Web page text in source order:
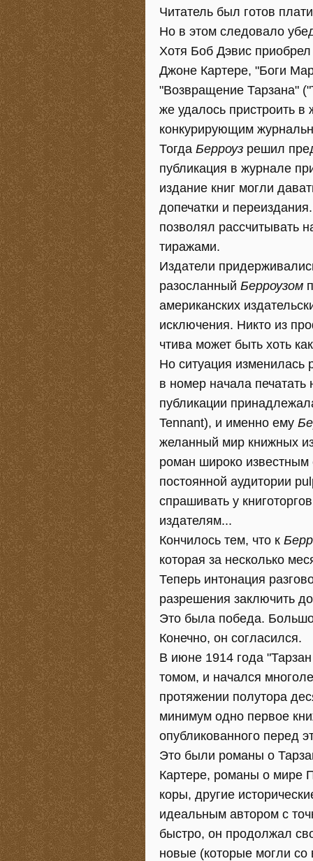
Читатель был готов
Но в этом следовало
Хотя Боб Дэвис
Джоне Картере, "Боги
"Возвращение Тарзана"
же удалось пристроить
конкурирующим
Тогда Берроуз решил
публикация в журнале
издание книг могли
допечатки и
позволял рассчитывать
тиражами.
Издатели
разосланный Берроузом
американских
исключения. Никто из
чтива может быть хоть
Но ситуация изменилась
в номер начала печатать
публикации
Tennant), и именно ему
желанный мир книжных
роман широко известным
постоянной аудитории
спрашивать у
издателям...
Кончилось тем, что к
которая за несколько
Теперь интонация
разрешения заключить
Это была победа.
Конечно, он согласился.
В июне 1914 года
томом, и начался
протяжении полутора
минимум одно первое
опубликованного перед
Это были романы о
Картере, романы о мире
коры, другие
идеальным автором с
быстро, он продолжал
новые (которые могли